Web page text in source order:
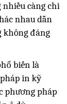
nhiều càng chi
nhau dẫn
không đáng
biến là
in kỹ
phương pháp